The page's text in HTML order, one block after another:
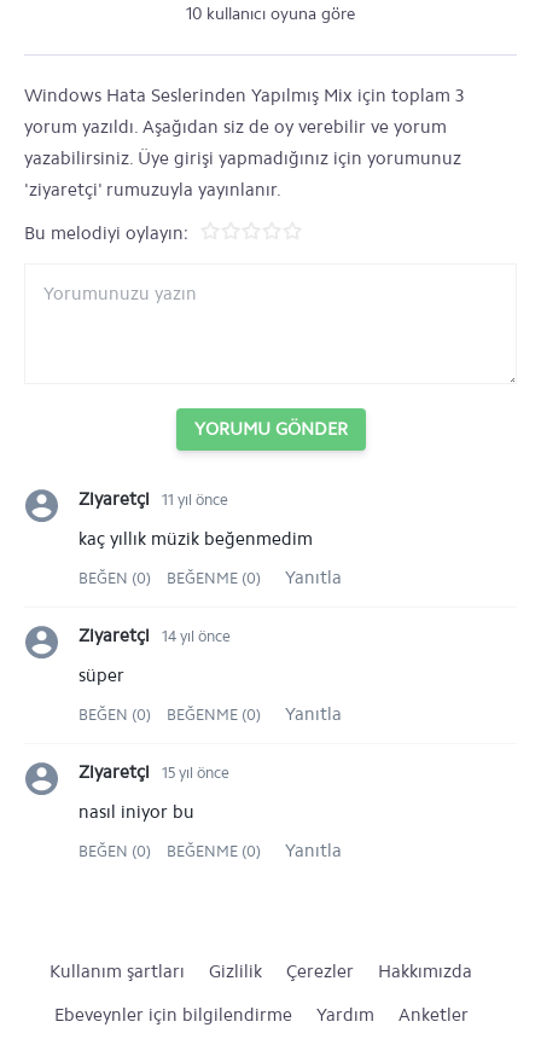
10 kullanıcı oyuna göre
Windows Hata Seslerinden Yapılmış Mix için toplam 3
yorum yazıldı. Aşağıdan siz de oy verebilir ve yorum
yazabilirsiniz. Üye girişi yapmadığınız için yorumunuz
'ziyaretçi' rumuzuyla yayınlanır.
Bu melodiyi oylayın:
YORUMU GÖNDER
Ziyaretçi 11 yıl önce
kaç yıllık müzik beğenmedim
BEĞEN (0) BEĞENME (0) Yanıtla
Ziyaretçi 14 yıl önce
süper
BEĞEN (0) BEĞENME (0) Yanıtla
Ziyaretçi 15 yıl önce
nasıl iniyor bu
BEĞEN (0) BEĞENME (0) Yanıtla
Kullanım şartları Gizlilik Çerezler
Hakkımızda
Ebeveynler için bilgilendirme
Yardım Anketler